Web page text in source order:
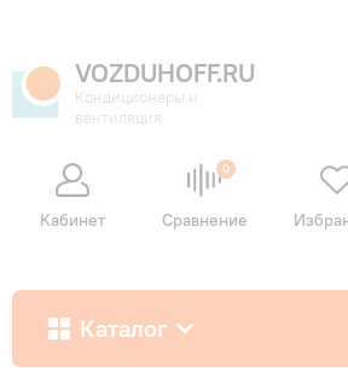
VOZDUHOFF.RU
Кондиционеры и
вентиляция
Кабинет
0
Сравнение
Каталог